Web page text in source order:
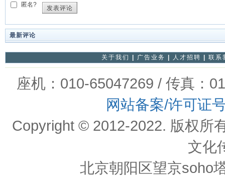
匿名?
发表评论
最新评论
关于我们 广告业务 人才招聘 联系
座机：010-65047269 / 传真：
网站备案/许可证
Copyright © 2012-2022. 版权所
文化
北京朝阳区望京soho